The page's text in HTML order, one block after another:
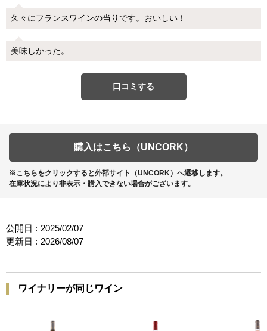
久々にフランスワインの当りです。おいしい！
美味しかった。
口コミする
購入はこちら（UNCORK）
※こちらをクリックすると外部サイト（UNCORK）へ遷移します。
在庫状況により非表示・購入できない場合がございます。
公開日 : 2025/02/07
更新日 : 2026/08/07
ワイナリーが同じワイン